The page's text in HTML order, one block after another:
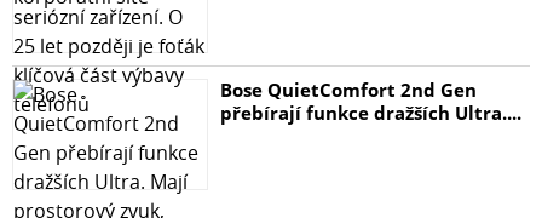
- samolepky k odstranění zbývajích nečistot
Bose QuietComfort 2nd Gen
přebírají funkce dražších Ultra....